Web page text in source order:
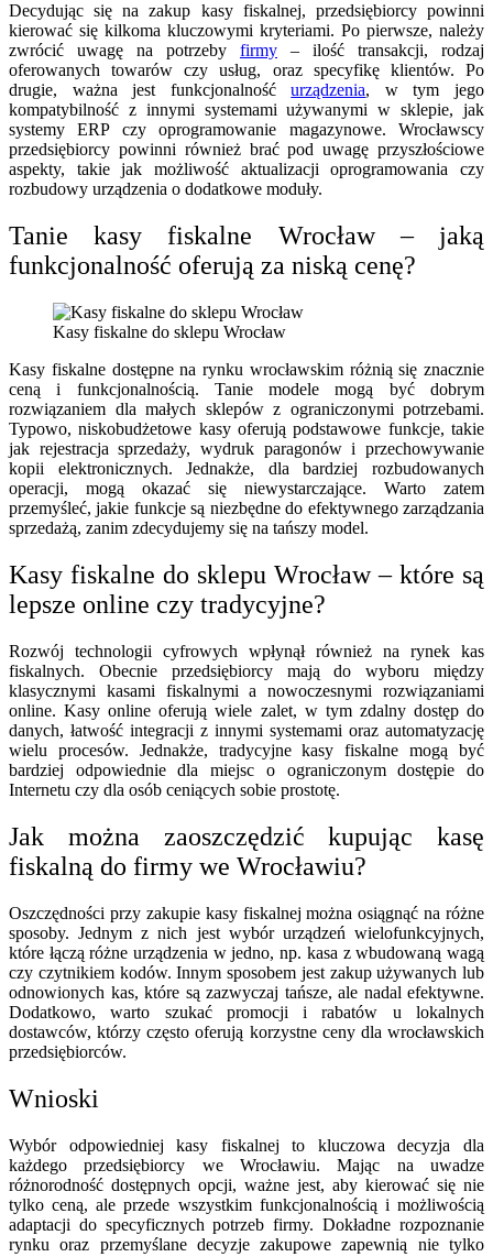
Decydując się na zakup kasy fiskalnej, przedsiębiorcy powinni
kierować się kilkoma kluczowymi kryteriami. Po pierwsze, należy
zwrócić uwagę na potrzeby firmy – ilość transakcji, rodzaj
oferowanych towarów czy usług, oraz specyfikę klientów. Po
drugie, ważna jest funkcjonalnośćurządzenia, w tym jego
kompatybilność z innymi systemami używanymi w sklepie, jak
systemy ERP czy oprogramowanie magazynowe. Wrocławscy
przedsiębiorcy powinni również brać pod uwagę przyszłościowe
aspekty, takie jak możliwość aktualizacji oprogramowania czy
rozbudowy urządzenia o dodatkowe moduły.
Tanie kasy fiskalne Wrocław – jaką
funkcjonalność oferują za niską cenę?
Kasy fiskalne do sklepu Wrocław
Kasy fiskalne dostępne na rynku wrocławskim różnią się znacznie
ceną i funkcjonalnością. Tanie modele mogą być dobrym
rozwiązaniem dla małych sklepów z ograniczonymi potrzebami.
Typowo, niskobudżetowe kasy oferują podstawowe funkcje, takie
jak rejestracja sprzedaży, wydruk paragonów i przechowywanie
kopii elektronicznych. Jednakże, dla bardziej rozbudowanych
operacji, mogą okazać się niewystarczające. Warto zatem
przemyśleć, jakie funkcje są niezbędne do efektywnego zarządzania
sprzedażą, zanim zdecydujemy się na tańszy model.
Kasy fiskalne do sklepu Wrocław – które są
lepsze online czy tradycyjne?
Rozwój technologii cyfrowych wpłynął również na rynek kas
fiskalnych. Obecnie przedsiębiorcy mają do wyboru między
klasycznymi kasami fiskalnymi a nowoczesnymi rozwiązaniami
online. Kasy online oferują wiele zalet, w tym zdalny dostęp do
danych, łatwość integracji z innymi systemami oraz automatyzację
wielu procesów. Jednakże, tradycyjne kasy fiskalne mogą być
bardziej odpowiednie dla miejsc o ograniczonym dostępie do
Internetu czy dla osób ceniących sobie prostotę.
Jak można zaoszczędzić kupując kasę
fiskalną do firmy we Wrocławiu?
Oszczędności przy zakupie kasy fiskalnej można osiągnąć na różne
sposoby. Jednym z nich jest wybór urządzeń wielofunkcyjnych,
które łączą różne urządzenia w jedno, np. kasa z wbudowaną wagą
czy czytnikiem kodów. Innym sposobem jest zakup używanych lub
odnowionych kas, które są zazwyczaj tańsze, ale nadal efektywne.
Dodatkowo, warto szukać promocji i rabatów u lokalnych
dostawców, którzy często oferują korzystne ceny dla wrocławskich
przedsiębiorców.
Wnioski
Wybór odpowiedniej kasy fiskalnej to kluczowa decyzja dla
każdego przedsiębiorcy we Wrocławiu. Mając na uwadze
różnorodność dostępnych opcji, ważne jest, aby kierować się nie
tylko ceną, ale przede wszystkim funkcjonalnością i możliwością
adaptacji do specyficznych potrzeb firmy. Dokładne rozpoznanie
rynku oraz przemyślane decyzje zakupowe zapewnią nie tylko